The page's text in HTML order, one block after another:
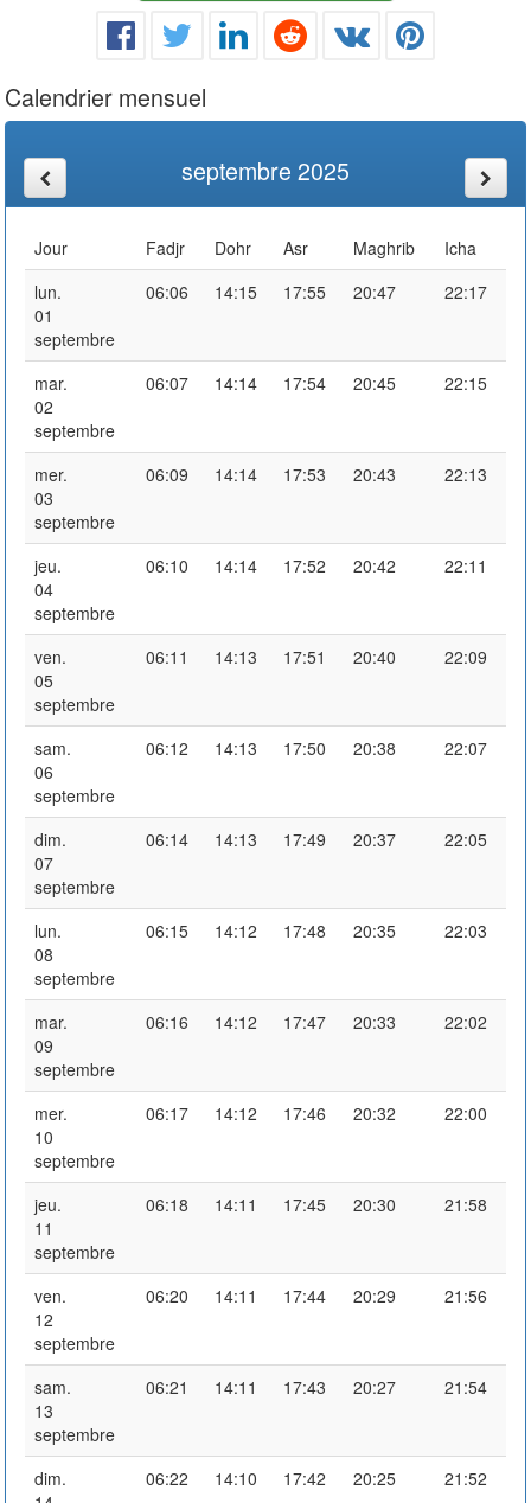
Calendrier mensuel
septembre 2025
Jour Fadjr Dohr Asr Maghrib
Icha
lun.
01
septembre
06:06 14:15 17:55 20:47 22:17
mar.
02
septembre
06:07 14:14 17:54 20:45 22:15
mer.
03
septembre
06:09 14:14 17:53 20:43 22:13
jeu.
04
septembre
06:10 14:14 17:52 20:42 22:11
ven.
05
septembre
06:11 14:13 17:51 20:40 22:09
sam.
06
septembre
06:12 14:13 17:50 20:38 22:07
dim.
07
septembre
06:14 14:13 17:49 20:37 22:05
lun.
08
septembre
06:15 14:12 17:48 20:35 22:03
mar.
09
septembre
06:16 14:12 17:47 20:33 22:02
mer.
10
septembre
06:17 14:12 17:46 20:32 22:00
jeu.
11
septembre
06:18 14:11 17:45 20:30 21:58
ven.
12
septembre
06:20 14:11 17:44 20:29 21:56
sam.
13
septembre
06:21 14:11 17:43 20:27 21:54
dim.
06:22 14:10 17:42 20:25 21:52